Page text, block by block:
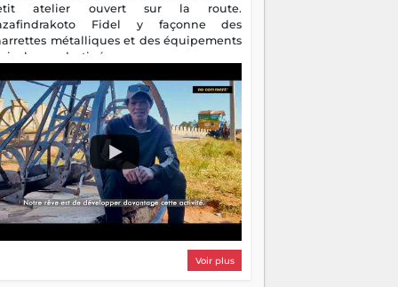
atelier ouvert sur la route.
Fidel y façonne des
métalliques et des équipements
destinés aux campagnes
il perpétue un métier discret mais
Voir plus